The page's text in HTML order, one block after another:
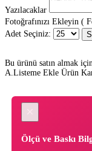
Yazılacaklar
Fotoğrafınızı Ekleyin (
Adet Seçiniz:
Bu ürünü satın almak
A.Listeme Ekle Ürün
Ölçü ve Baskı